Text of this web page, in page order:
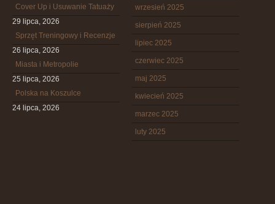
Cover Up i Usuwanie Tatuaży
29 lipca, 2026
Sprzęt Treningowy i Recenzje
26 lipca, 2026
Miasta i Metropolie
25 lipca, 2026
Polska na Koszulce
24 lipca, 2026
wrzesień 2025
sierpień 2025
lipiec 2025
czerwiec 2025
maj 2025
kwiecień 2025
marzec 2025
luty 2025